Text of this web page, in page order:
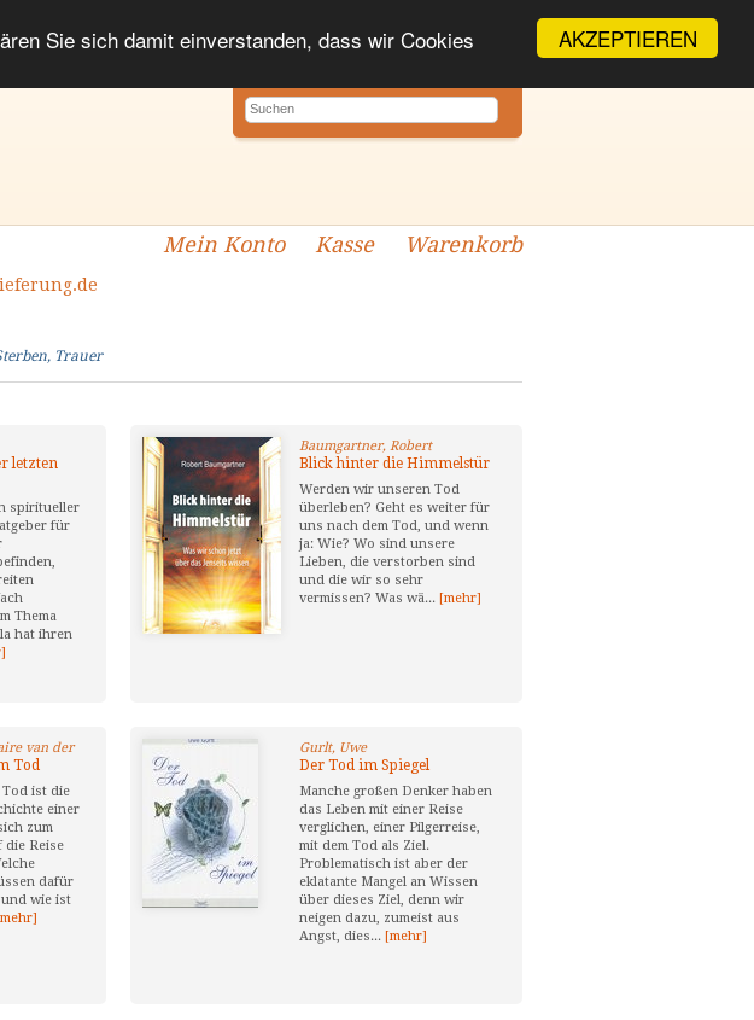
AKZEPTIEREN
Sie sich damit einverstanden, dass wir Cookies
Mein Konto Kasse Warenkorb
Trauer
letzten
spiritueller
für
Thema
hat ihren
Baumgartner, Robert
Blick hinter die Himmelstür
Werden wir unseren Tod
überleben? Geht es weiter für
uns nach dem Tod, und wenn
ja: Wie? Wo sind unsere
Lieben, die verstorben sind
und die wir so sehr
vermissen? Was wä... [mehr]
van der
Tod
Tod ist die
einer
zum
die Reise
dafür
wie ist
Gurlt, Uwe
Der Tod im Spiegel
Manche großen Denker haben
das Leben mit einer Reise
verglichen, einer Pilgerreise,
mit dem Tod als Ziel.
Problematisch ist aber der
eklatante Mangel an Wissen
über dieses Ziel, denn wir
neigen dazu, zumeist aus
Angst, dies... [mehr]